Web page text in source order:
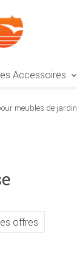
Accessoires
meubles de jardin
offres